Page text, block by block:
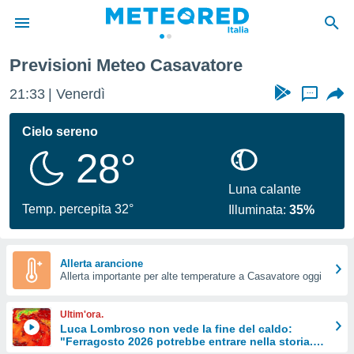
di
per
le
di
Web
le
Previsioni Meteo Casavatore
21:33 Venerdì ...
Cielo sereno
28°
Temp. percepita 32°
Luna calante
Illuminata:35%
Allerta arancione
Allerta importante per alte temperature a Casavatore oggi
Ultim'ora.
Luca Lombroso non vede la fine del caldo:
"Ferragosto 2026 potrebbe entrare nella storia.